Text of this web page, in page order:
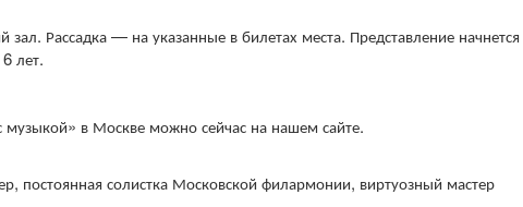
Рассадка — на указанные в билетах места. Представление начнется
лет.
в Москве можно сейчас на нашем сайте.
постоянная солистка Московской филармонии, виртуозный мастер